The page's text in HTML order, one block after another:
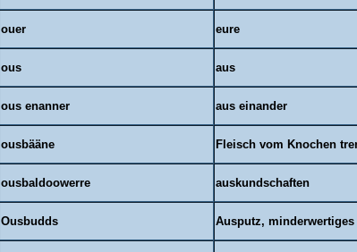
ouer eure
ous aus
ous enanner aus einander
ousbääne Fleisch vom Knochen
ousbaldoowerre auskundschaften
Ousbudds Ausputz, minderwertiges